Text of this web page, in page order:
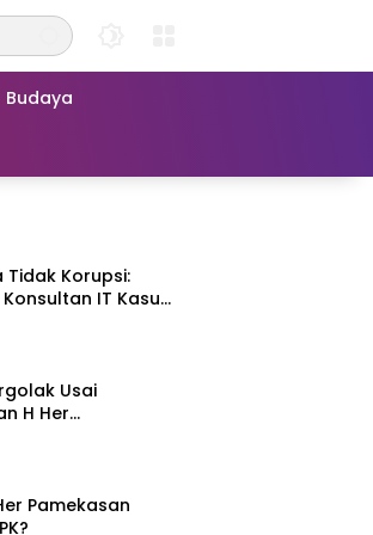
Budaya
Tidak Korupsi:
IT Kasus
22,5 Tahun
Usai
H Her
Faizal Assegaf
Pamekasan